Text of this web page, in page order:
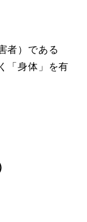
者）である
「身体」を有